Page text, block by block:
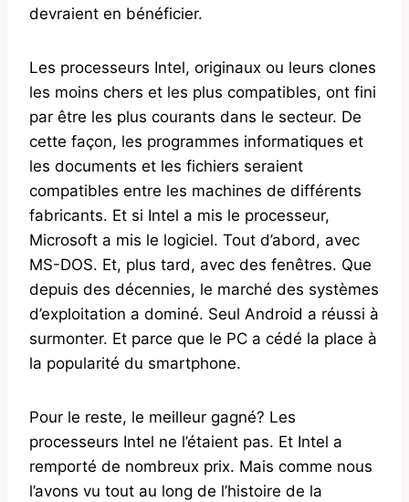
devraient en bénéficier.
Les processeurs Intel, originaux ou leurs clones
les moins chers et les plus compatibles, ont fini
par être les plus courants dans le secteur. De
cette façon, les programmes informatiques et
les documents et les fichiers seraient
compatibles entre les machines de différents
fabricants. Et si Intel a mis le processeur,
Microsoft a mis le logiciel. Tout d’abord, avec
MS-DOS. Et, plus tard, avec des fenêtres. Que
depuis des décennies, le marché des systèmes
d’exploitation a dominé. Seul Android a réussi à
surmonter. Et parce que le PC a cédé la place à
la popularité du smartphone.
Pour le reste, le meilleur gagné? Les
processeurs Intel ne l’étaient pas. Et Intel a
remporté de nombreux prix. Mais comme nous
l’avons vu tout au long de l’histoire de la